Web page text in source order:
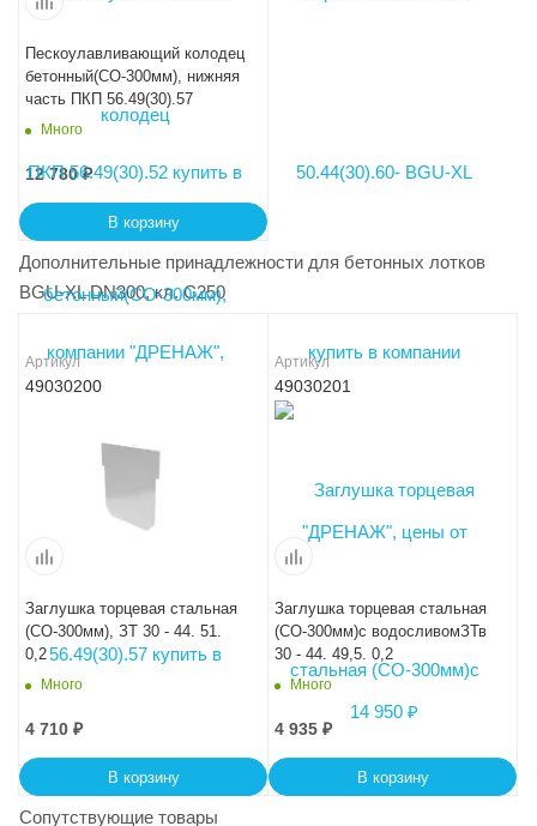
Пескоулавливающий колодец
бетонный(СО-300мм), нижняя
часть ПКП 56.49(30).57
Много
12 780₽
В корзину
Дополнительные принадлежности для бетонных лотков
BGU-XL DN300, кл. C250
Артикул
49030200
Заглушка торцевая стальная
(СО-300мм), ЗТ 30 - 44. 51.
0,2
Много
4 710 ₽
В корзину
Артикул
49030201
Заглушка торцевая стальная
(СО-300мм)с водосливомЗТв
30 - 44. 49,5. 0,2
Много
4 935 ₽
В корзину
Сопутствующие товары